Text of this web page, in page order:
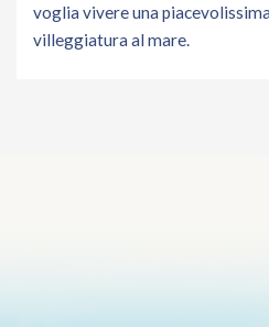
voglia vivere una piacevolissima
villeggiatura al mare.